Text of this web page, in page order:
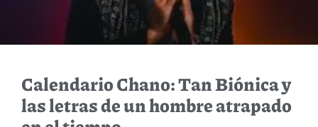
Calendario Chano: Tan Biónica y
las letras de un hombre atrapado